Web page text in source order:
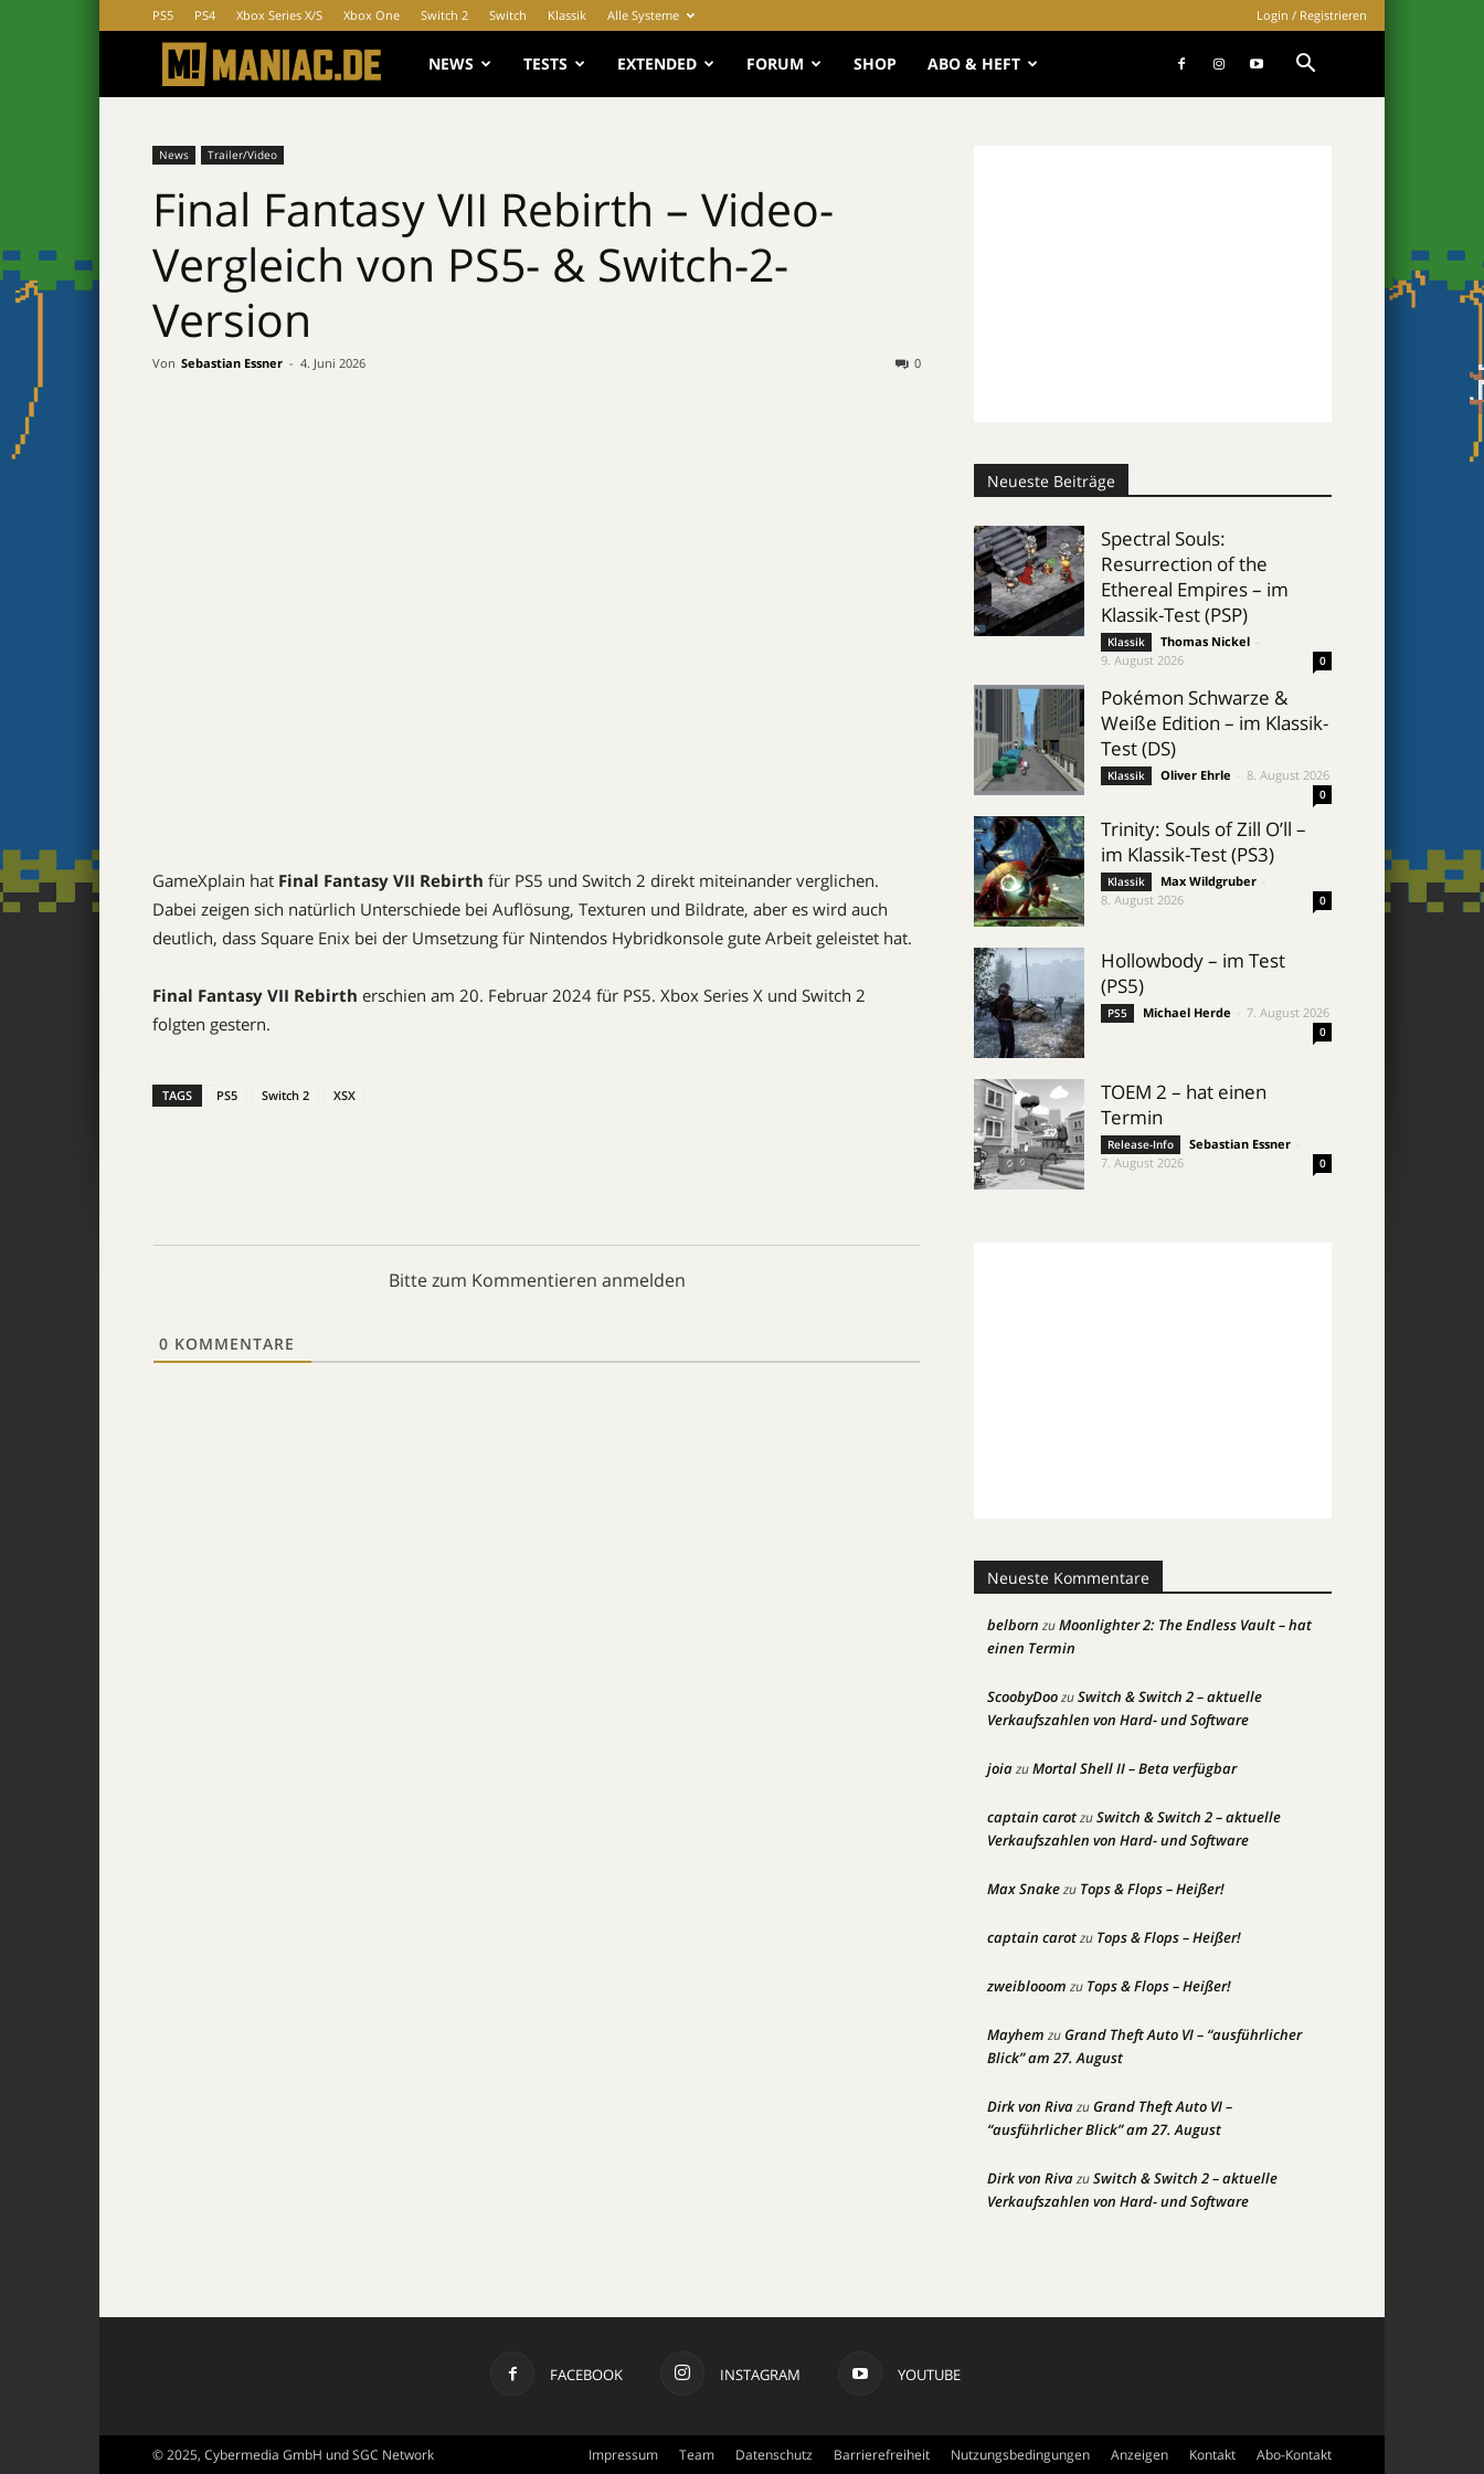
PS5 PS4 Xbox Series X/S Xbox One Switch 2 Switch Klassik Alle Systeme Login / Registrieren
MANIAC.de
NEWS TESTS EXTENDED FORUM SHOP ABO & HEFT
News Trailer/Video
Final Fantasy VII Rebirth – Video-
Vergleich von PS5- & Switch-2-
Version
Von Sebastian Essner - 4. Juni 2026 0
GameXplain hat Final Fantasy VII Rebirth für PS5 und Switch 2 direkt miteinander verglichen.
Dabei zeigen sich natürlich Unterschiede bei Auflösung, Texturen und Bildrate, aber es wird auch
deutlich, dass Square Enix bei der Umsetzung für Nintendos Hybridkonsole gute Arbeit geleistet hat.
Final Fantasy VII Rebirth erschien am 20. Februar 2024 für PS5. Xbox Series X und Switch 2
folgten gestern.
TAGS PS5 Switch 2 XSX
Bitte zum Kommentieren anmelden
0 KOMMENTARE
Neueste Beiträge
Spectral Souls:
Resurrection of the
Ethereal Empires – im
Klassik-Test (PSP)
Klassik Thomas Nickel
9. August 2026
0
Pokémon Schwarze &
Weiße Edition – im Klassik-
Test (DS)
Klassik Oliver Ehrle 8. August 2026
0
Trinity: Souls of Zill O’ll –
im Klassik-Test (PS3)
Klassik Max Wildgruber
8. August 2026
0
Hollowbody – im Test
(PS5)
PS5 Michael Herde 7. August 2026
0
TOEM 2 – hat einen
Termin
Release-Info Sebastian Essner
7. August 2026
0
Neueste Kommentare
belborn zuMoonlighter 2: The Endless Vault – hat
einen Termin
ScoobyDoozuSwitch & Switch 2 – aktuelle
Verkaufszahlen von Hard- und Software
joiazuMortal Shell II – Beta verfügbar
captain carotzuSwitch & Switch 2 – aktuelle
Verkaufszahlen von Hard- und Software
Max Snakezu Tops & Flops – Heißer!
captain carotzu Tops & Flops – Heißer!
zweiblooom zu Tops & Flops – Heißer!
Mayhem zuGrand Theft Auto VI – “ausführlicher
Blick” am 27. August
Dirk von RivazuGrand Theft Auto VI –
“ausführlicher Blick” am 27. August
Dirk von RivazuSwitch & Switch 2 – aktuelle
Verkaufszahlen von Hard- und Software
FACEBOOK INSTAGRAM YOUTUBE
Impressum Team Datenschutz Barrierefreiheit Nutzungsbedingungen Anzeigen Kontakt Abo-Kontakt
© 2025, Cybermedia GmbH und SGC Network